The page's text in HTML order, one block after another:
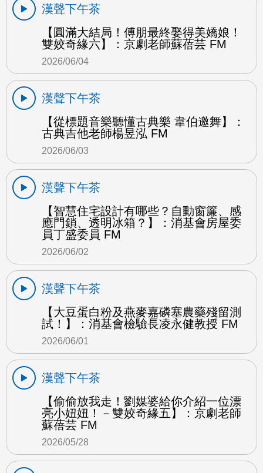
漢聲下午茶
【圓滿大結局！傅朋最終娶得美嬌娘！
雙姣奇緣六】：京劇老師蘇蓓芸 FM
2026/06/04
漢聲下午茶
【從標題音樂聽懂古典樂 韋伯邀舞】：
古典吉他老師楊昱泓 FM
2026/06/03
漢聲下午茶
【智慧住宅設計有哪些？自動窗簾、感
應門鎖、透明冰箱？】：消基會房屋委
員丁盛委員 FM
2026/06/02
漢聲下午茶
【大豆蛋白粉及燕麥嘉磷塞農藥殘留測
試！】：消基會檢驗長凌永健教授 FM
2026/06/01
漢聲下午茶
【偷偷放我走！劉媒婆給你介紹一位漂
亮小妞妞！－雙姣奇緣五】：京劇老師
蘇蓓芸 FM
2026/05/28